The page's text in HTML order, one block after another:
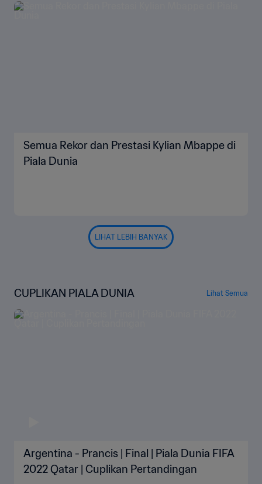
Semua Rekor dan Prestasi Kylian Mbappe di
Piala Dunia
LIHAT LEBIH BANYAK
CUPLIKAN PIALA DUNIA Lihat Semua
Argentina - Prancis | Final | Piala Dunia FIFA
2022 Qatar | Cuplikan Pertandingan